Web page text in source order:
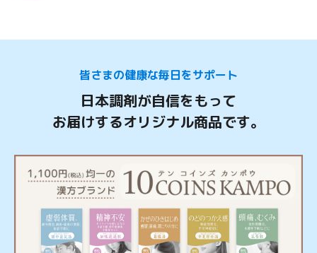
皆さまの健康な毎日をサポート
日本調剤が自信をもって
お届けするオリジナル商品です。